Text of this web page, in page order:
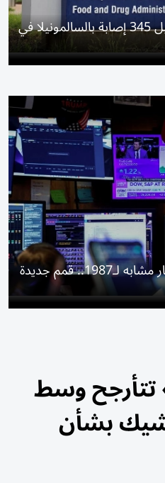
تحقيقات أمريكية بعد تسجيل 345 إصابة بالسالمونيلا في
مايكل بوري يراهن على انهيار مشابه لـ1987.. قمم جديدة
وسط
بشأن